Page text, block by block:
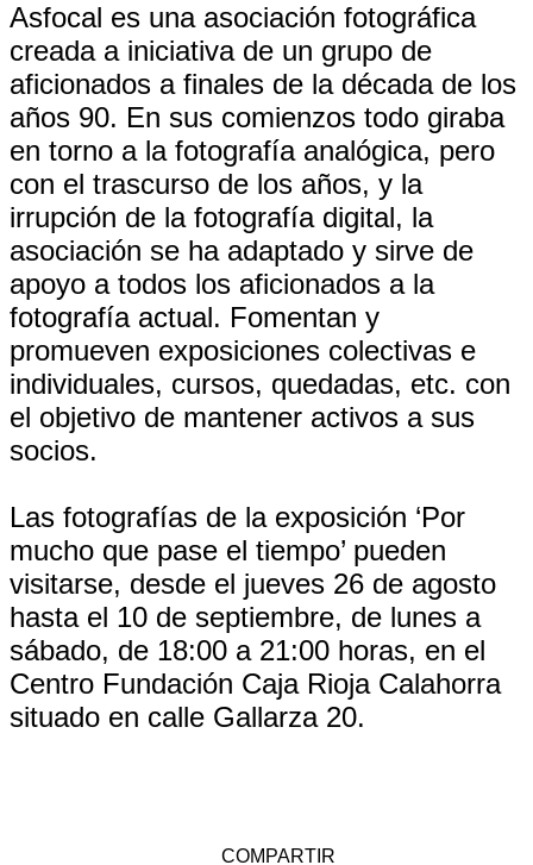
Asfocal es una asociación fotográfica
creada a iniciativa de un grupo de
aficionados a finales de la década de los
años 90. En sus comienzos todo giraba
en torno a la fotografía analógica, pero
con el trascurso de los años, y la
irrupción de la fotografía digital, la
asociación se ha adaptado y sirve de
apoyo a todos los aficionados a la
fotografía actual. Fomentan y
promueven exposiciones colectivas e
individuales, cursos, quedadas, etc. con
el objetivo de mantener activos a sus
socios.
Las fotografías de la exposición ‘Por
mucho que pase el tiempo’ pueden
visitarse, desde el jueves 26 de agosto
hasta el 10 de septiembre, de lunes a
sábado, de 18:00 a 21:00 horas, en el
Centro Fundación Caja Rioja Calahorra
situado en calle Gallarza 20.
COMPARTIR